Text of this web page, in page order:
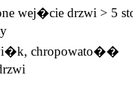
wej�cie drzwi > 5
chropowato��